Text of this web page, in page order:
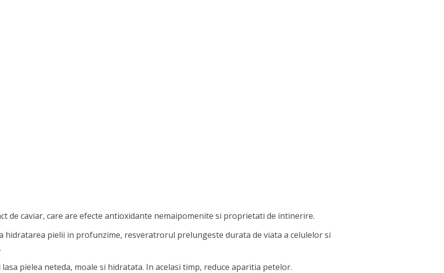
de caviar, care are efecte antioxidante nemaipomenite si proprietati de intinerire.
hidratarea pielii in profunzime, resveratrorul prelungeste durata de viata a celulelor si
pielea neteda, moale si hidratata. In acelasi timp, reduce aparitia petelor.